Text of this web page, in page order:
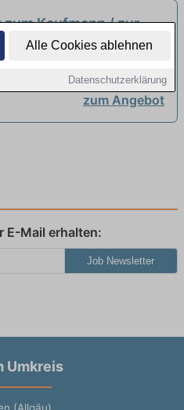
Alle Cookies ablehnen
Datenschutzerklärung
Kaufmann / zur
Büromanagement
| Kempten (Allgäu)
zum Angebot
E-Mail erhalten:
Job Newsletter
Umkreis